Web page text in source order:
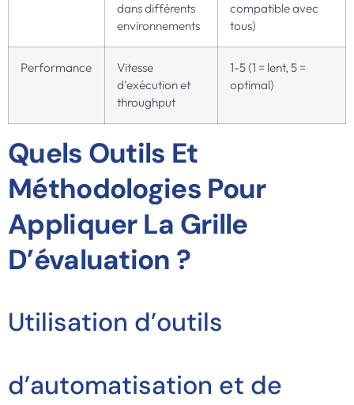
dans différents
environnements
compatible avec
tous)
Performance
Vitesse
d’exécution et
throughput
1-5 (1 = lent, 5 =
optimal)
Quels Outils Et
Méthodologies Pour
Appliquer La Grille
D’évaluation ?
Utilisation d’outils
d’automatisation et de